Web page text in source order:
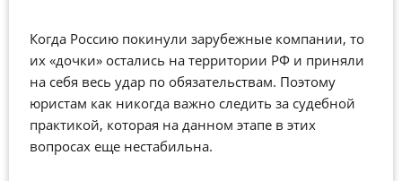
Когда Россию покинули зарубежные компании, то
их «дочки» остались на территории РФ и приняли
на себя весь удар по обязательствам. Поэтому
юристам как никогда важно следить за судебной
практикой, которая на данном этапе в этих
вопросах еще нестабильна.